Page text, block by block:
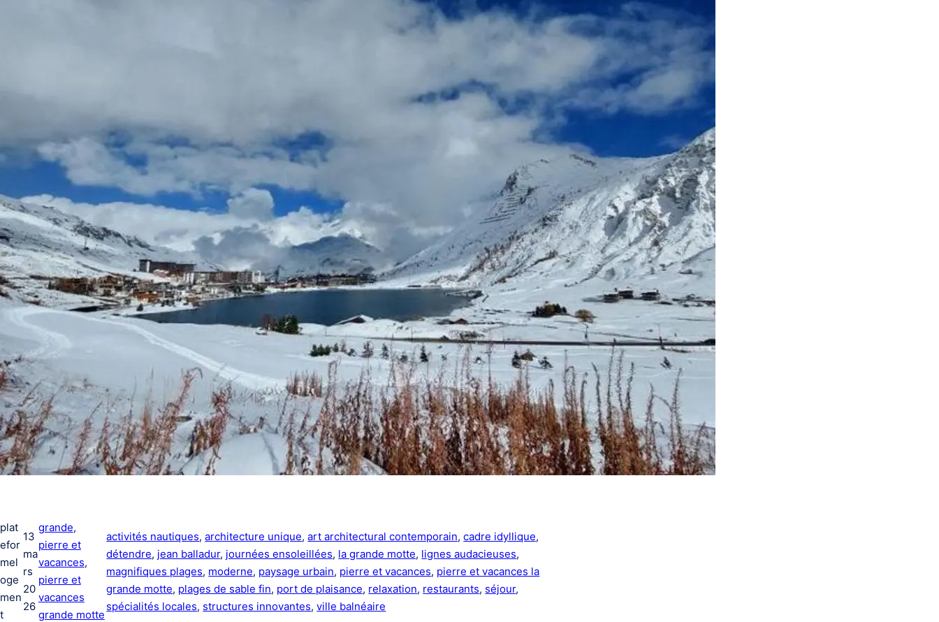
plat
efor
mel
oge
men
t
13
ma
rs
20
26
grande
pierre et
vacances
pierre et
vacances
grande motte
activités nautiques, architecture unique, art architectural contemporain, cadre idyllique
détendre, jean balladur, journées ensoleillées, la grande motte, lignes audacieuses
magnifiques plages, moderne, paysage urbain, pierre et vacances, pierre et vacances la
grande motte, plages de sable fin, port de plaisance, relaxation, restaurants, séjour
spécialités locales, structures innovantes, ville balnéaire